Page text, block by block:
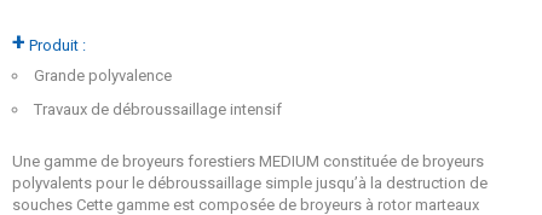
+ Produit :
Grande polyvalence
Travaux de débroussaillage intensif
Une gamme de broyeurs forestiers MEDIUM constituée de broyeurs
polyvalents pour le débroussaillage simple jusqu’à la destruction de
souches Cette gamme est composée de broyeurs à rotor marteaux